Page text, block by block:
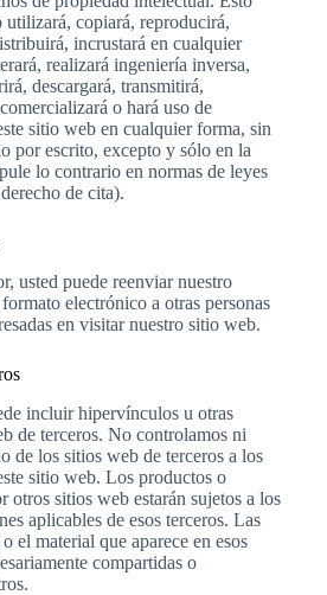
utilizará, copiará, reproducirá,
incrustará en cualquier
realizará ingeniería inversa,
descargará, transmitirá,
o hará uso de
sitio web en cualquier forma, sin
por escrito, excepto y sólo en la
lo contrario en normas de leyes
de cita).
usted puede reenviar nuestro
electrónico a otras personas
en visitar nuestro sitio web.
incluir hipervínculos u otras
de terceros. No controlamos ni
de los sitios web de terceros a los
sitio web. Los productos o
otros sitios web estarán sujetos a los
aplicables de esos terceros. Las
el material que aparece en esos
compartidas o